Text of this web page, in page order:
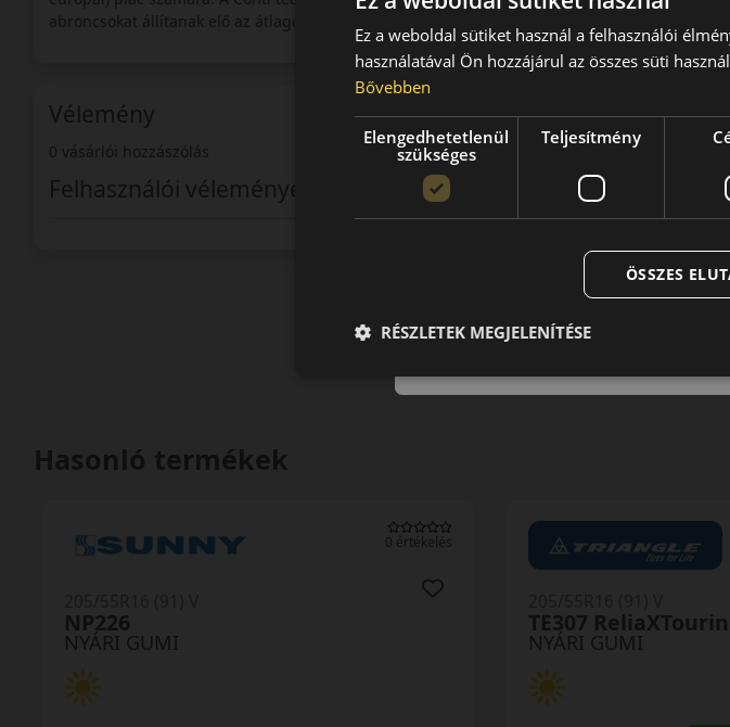
abroncsokat állítanak elő az átlagos felhasználók igényeinek megfelelően.
Vélemény
0 vásárlói hozzászólás
Felhasználói vélemények
Hasonló termékek
0 értékelés
NYÁRI GUMI
NP226
NYÁRI GUMI
TE307
Ez a weboldal sütiket használ a felhasználói
használatával Ön hozzájárul az összes süti
Bővebben
Elengedhetetlenül
szükséges
Teljesítmény
ÖSSZES
RÉSZLETEK MEGJELENÍTÉSE